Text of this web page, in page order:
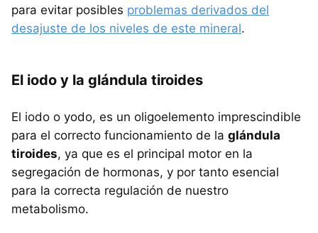
para evitar posibles problemas derivados del
desajuste de los niveles de este mineral.
El iodo y la glándula tiroides
El iodo o yodo, es un oligoelemento imprescindible
para el correcto funcionamiento de la glándula
tiroides, ya que es el principal motor en la
segregación de hormonas, y por tanto esencial
para la correcta regulación de nuestro
metabolismo.